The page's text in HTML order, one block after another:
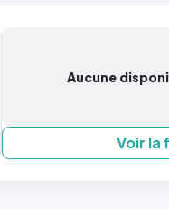
Aucune
Voir la